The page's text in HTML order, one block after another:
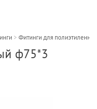
> Фитинги для
ф75*3